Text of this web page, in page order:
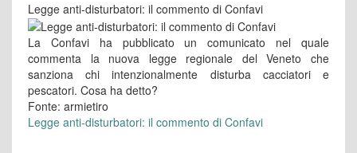
Legge anti-disturbatori: il commento di Confavi
La Confavi ha pubblicato un comunicato nel quale
commenta la nuova legge regionale del Veneto che
sanziona chi intenzionalmente disturba cacciatori e
pescatori. Cosa ha detto?
Fonte: armietiro
Legge anti-disturbatori: il commento di Confavi